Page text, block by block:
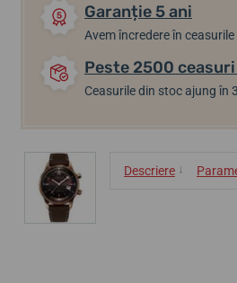
Garanție 5 ani
Avem încredere în
Peste 2500
Ceasurile din stoc ajung în
Descriere ↓